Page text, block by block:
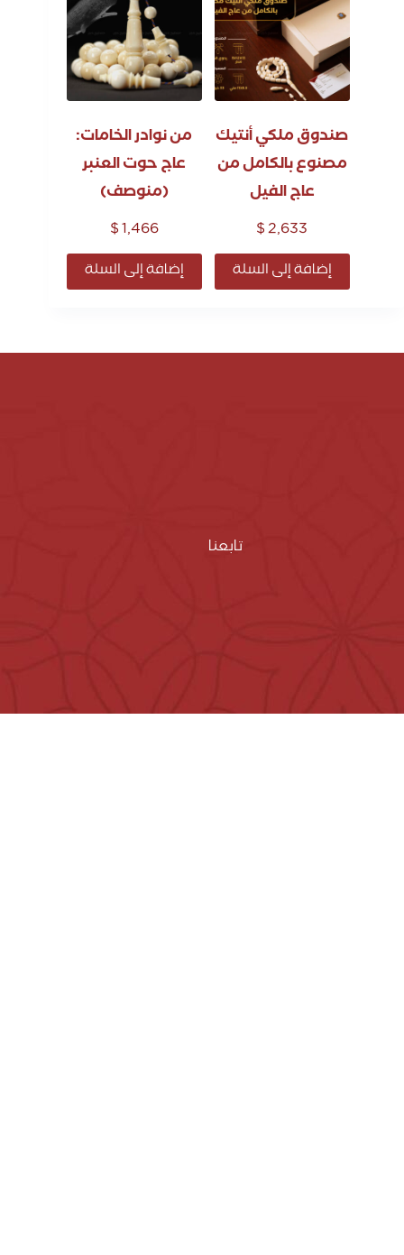
صندوق ملكي أنتيك
مصنوع بالكامل من
عاج الفيل
$2,633
إضافة إلى السلة
من نوادر الخامات:
عاج حوت العنبر
(منوصف)
$1,466
إضافة إلى السلة
تابعنا